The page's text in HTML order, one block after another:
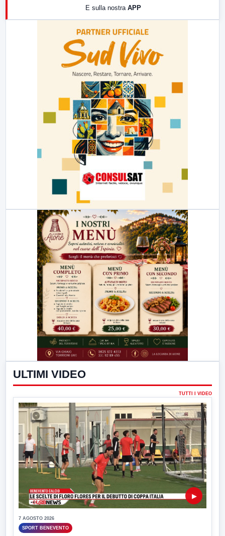
E sulla nostra APP
ULTIMI VIDEO
TUTTI I VIDEO
▶
7 AGOSTO 2026
SPORT BENEVENTO